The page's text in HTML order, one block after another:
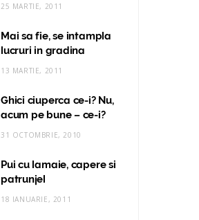
25 MARTIE, 2011
Mai sa fie, se intampla
lucruri in gradina
13 MARTIE, 2011
Ghici ciuperca ce-i? Nu,
acum pe bune – ce-i?
31 OCTOMBRIE, 2010
Pui cu lamaie, capere si
patrunjel
18 IANUARIE, 2011